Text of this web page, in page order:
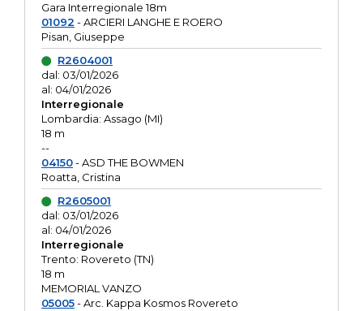
Gara Interregionale 18m
01092 - ARCIERI LANGHE E ROERO
Pisan, Giuseppe
R2604001
dal: 03/01/2026
al: 04/01/2026
Interregionale
Lombardia: Assago (MI)
18 m
--
04150- ASD THE BOWMEN
Roatta, Cristina
R2605001
dal: 03/01/2026
al: 04/01/2026
Interregionale
Trento: Rovereto (TN)
18 m
MEMORIAL VANZO
05005- Arc. Kappa Kosmos Rovereto